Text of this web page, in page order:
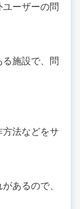
ーザーの問
施設で、問
法などをサ
あるので、